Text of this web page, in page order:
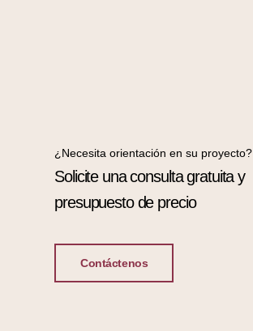
¿Necesita orientación en su proyecto?
Solicite una consulta gratuita y
presupuesto de precio
Contáctenos